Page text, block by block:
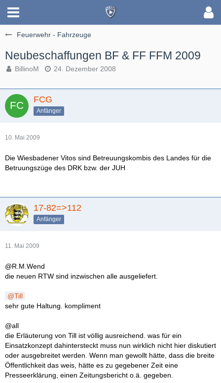
Feuerwehr - Fahrzeuge
Neubeschaffungen BF & FF FFM 2009
BillinoM 24. Dezember 2008
FCG
Anfänger
10. Mai 2009
Die Wiesbadener Vitos sind Betreuungskombis des Landes für die
Betruungszüge des DRK bzw. der JUH
17-82=>112
Anfänger
11. Mai 2009
@R.M.Wend
die neuen RTW sind inzwischen alle ausgeliefert.
Till
sehr gute Haltung. kompliment
@all
die Erläuterung von Till ist völlig ausreichend. was für ein
Einsatzkonzept dahintersteckt muss nun wirklich nicht hier diskutiert
oder ausgebreitet werden. Wenn man gewollt hätte, dass die breite
Öffentlichkeit das weis, hätte es zu gegebener Zeit eine
Presseerklärung, einen Zeitungsbericht o.ä. gegeben.